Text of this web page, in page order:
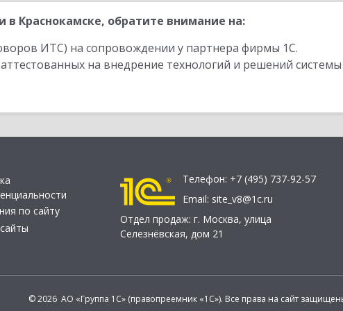
Краснокамске, обратите внимание на:
ИТС) на сопровождении у партнера фирмы 1С.
на внедрение технологий и решений
по сайту
Телефон: +7 (495) 737-92-57
Email: site_v8@1c.ru
Отдел продаж: г. Москва, улица
Селезнёвская, дом 21
© 2026 АО «Группа 1С» (правопреемник «1С»). Все права на сайт